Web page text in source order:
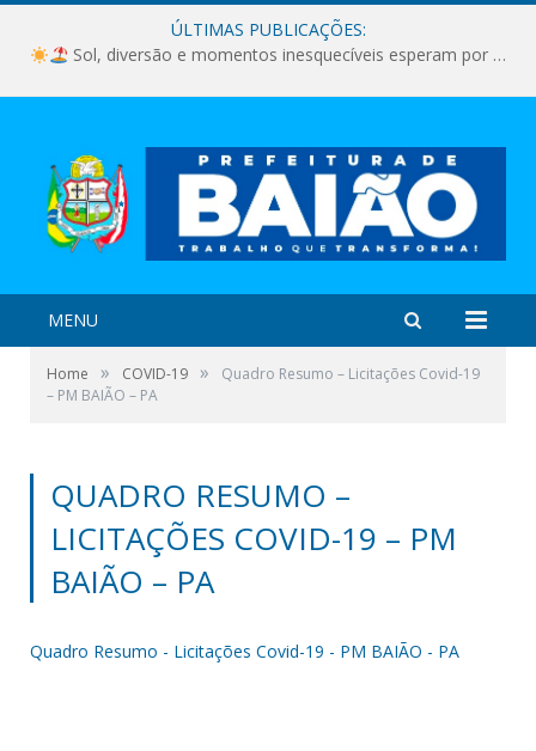
ÚLTIMAS PUBLICAÇÕES:
Sol, diversão e momentos inesquecíveis esperam por você!
MENU
Home » COVID-19 »
Quadro Resumo – Licitações Covid-19
– PM BAIÃO – PA
QUADRO RESUMO –
LICITAÇÕES COVID-19 – PM
BAIÃO – PA
Quadro Resumo - Licitações Covid-19 - PM BAIÃO - PA